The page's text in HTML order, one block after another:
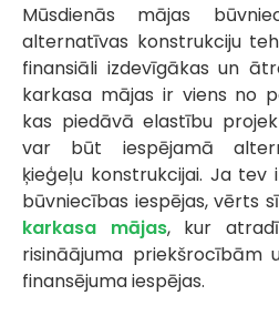
Mūsdienās mājas
alternatīvas konstrukciju
finansiāli izdevīgākas un
karkasa mājas ir viens no
kas piedāvā elastību
var būt iespējamā
ķieģeļu konstrukcijai. Ja
būvniecības iespējas, vērts
karkasa mājas, kur
risināājuma
finansējuma iespējas.